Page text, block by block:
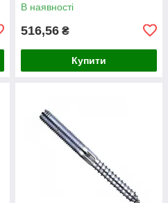
В наявності
516,56 ₴
Купити